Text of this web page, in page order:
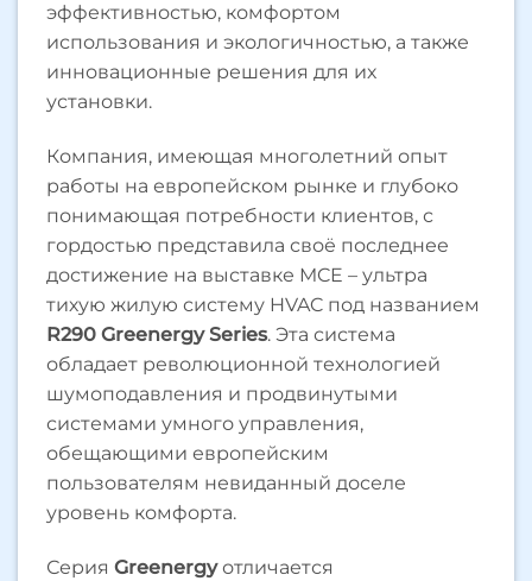
эффективностью, комфортом
использования и экологичностью, а также
инновационные решения для их
установки.
Компания, имеющая многолетний опыт
работы на европейском рынке и глубоко
понимающая потребности клиентов, с
гордостью представила своё последнее
достижение на выставке MCE – ультра
тихую жилую систему HVAC под названием
R290 Greenergy Series. Эта система
обладает революционной технологией
шумоподавления и продвинутыми
системами умного управления,
обещающими европейским
пользователям невиданный доселе
уровень комфорта.
Серия Greenergyотличается